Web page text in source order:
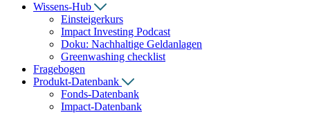
Wissens-Hub
Einsteigerkurs
Impact Investing Podcast
Doku: Nachhaltige Geldanlagen
Greenwashing checklist
Fragebogen
Produkt-Datenbank
Fonds-Datenbank
Impact-Datenbank